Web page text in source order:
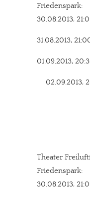
Friedenspark:
30.08.2013,
31.08.2013,
01.09.2013,
02.09.2013,
Theater
Friedenspark:
30.08.2013,